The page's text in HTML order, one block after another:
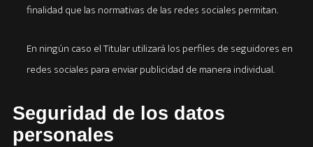
finalidad que las normativas de las redes sociales permitan.
En ningún caso el Titular utilizará los perfiles de seguidores en
redes sociales para enviar publicidad de manera individual.
Seguridad de los datos
personales